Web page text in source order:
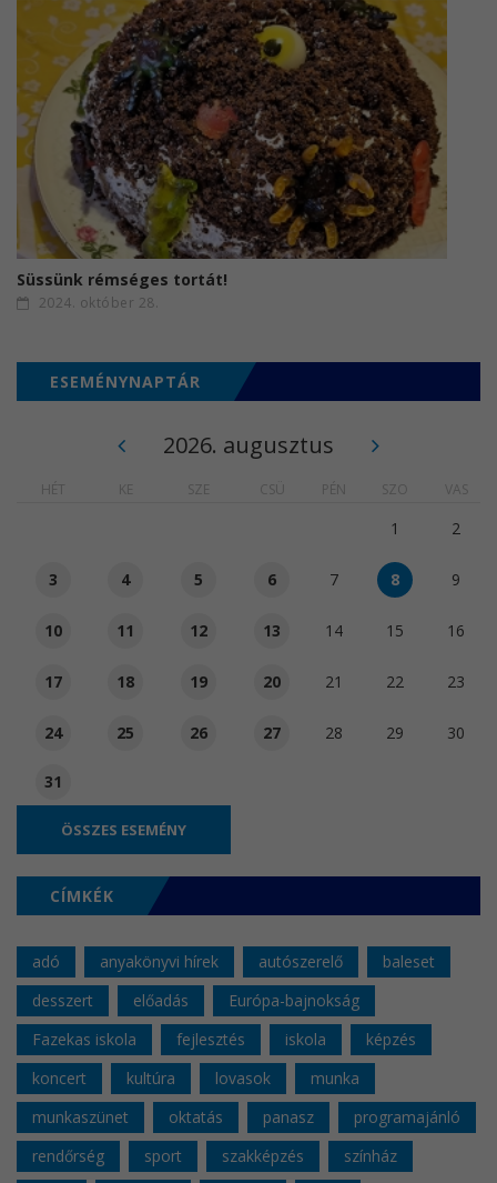
Süssünk rémséges tortát!
2024. október 28.
ESEMÉNYNAPTÁR
2026. augusztus
HÉT KE SZE CSÜ PÉN SZO VAS
1 2
3 4 5 6 7 8 9
10 11 12 13 14 15 16
17 18 19 20 21 22 23
24 25 26 27 28 29 30
31
ÖSSZES ESEMÉNY
CÍMKÉK
adó anyakönyvi hírek autószerelő
baleset
desszert
előadás
Európa-bajnokság
Fazekas iskola
fejlesztés iskola
képzés
koncert
kultúra lovasok
munka
munkaszünet
oktatás panasz
programajánló
rendőrség
sport szakképzés
színház